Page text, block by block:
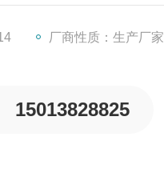
厂商性质：生产厂家
15013828825